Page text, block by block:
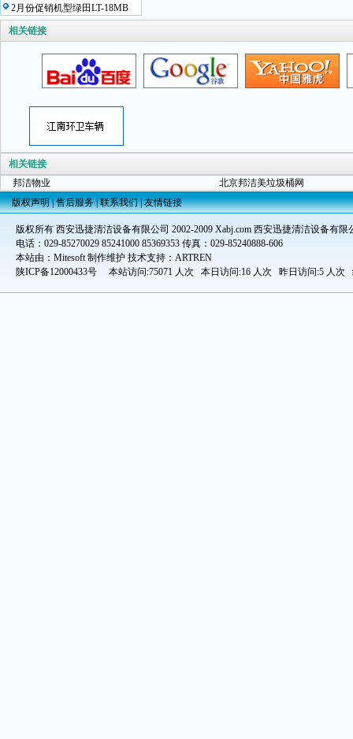
2月份促销机型绿田LT-18MB
相关链接
相关链接
邦洁物业
北京邦洁美垃圾桶网
版权声明|售后服务|联系我们|友情链接
版权所有 西安迅捷清洁设备有限公司 2002-2009 Xabj.com 西安迅捷清洁设备有限
电话：029-85270029 85241000 85369353 传真：029-85240888-606
本站由：Mitesoft 制作维护 技术支持：ARTREN
陕ICP备12000433号 本站访问:75071 人次 本日访问:16 人次 昨日访问:5 人次